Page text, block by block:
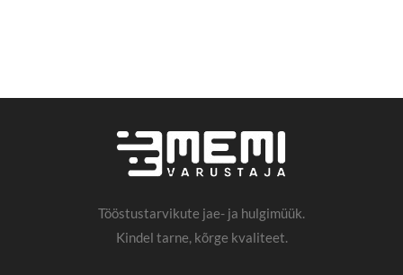
Tööstustarvikute jae- ja hulgimüük.
Kindel tarne, kõrge kvaliteet.